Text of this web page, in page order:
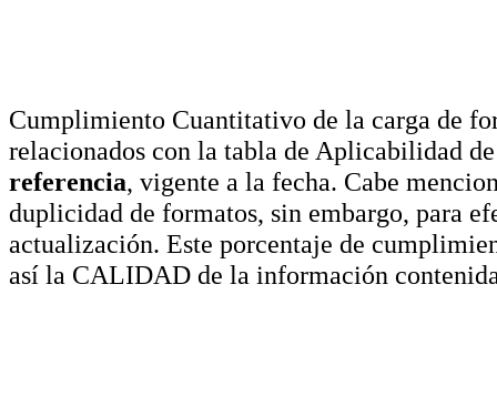
Cumplimiento Cuantitativo de la carga de
relacionados con la tabla de Aplicabilidad
referencia, vigente a la fecha. Cabe
duplicidad de formatos, sin embargo, para
actualización. Este porcentaje de
así la CALIDAD de la información